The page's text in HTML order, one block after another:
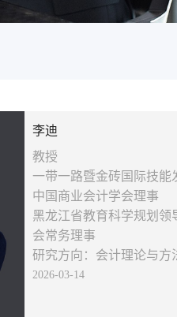
李迪
教授
一带一路暨金砖国际技能
中国商业会计学会理事
黑龙江省教育科学规划领
会常务理事
研究方向：会计理论与方
2026-03-14